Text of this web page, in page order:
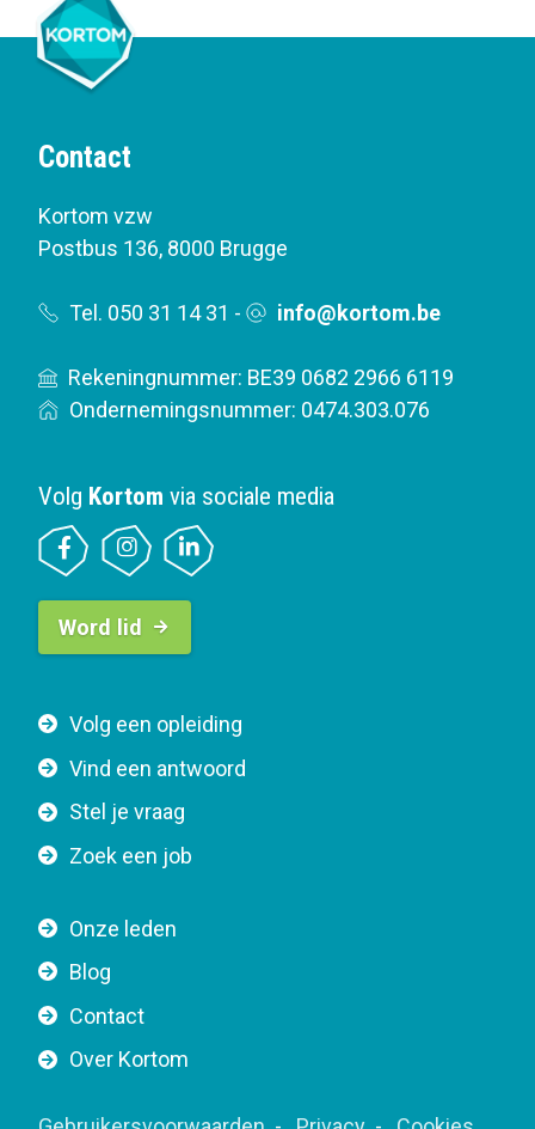
Contact
Kortom vzw
Postbus 136, 8000 Brugge
Tel. 050 31 14 31 - info@kortom.be
Rekeningnummer: BE39 0682 2966 6119
Ondernemingsnummer: 0474.303.076
F
o
t
e
a
v
i
a
Volg een opleiding
Vind een antwoord
Stel je vraag
Zoek een job
Onze leden
Blog
Contact
Over Kortom
Volg Kortom via sociale media
B
t
o
n
a
v
g
t
i
o
Word lid